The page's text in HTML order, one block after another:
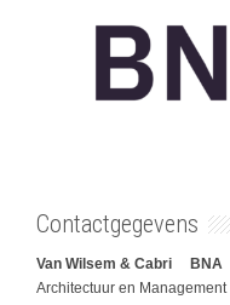
Contactgegevens
Van Wilsem & Cabri BNA
Architectuur en Management